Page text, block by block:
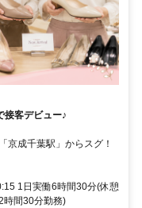
接客デビュー♪
京成千葉駅」からスグ！
1日実働6時間30分(休憩
間30分勤務)